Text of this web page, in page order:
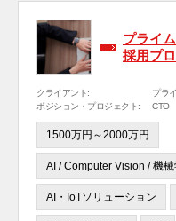
プライ
採用プ
クライアント:
プラ
ポジション・プロジェクト:
CTO
1500万円～2000万円
AI / Computer Vision / 機
AI・IoTソリューション